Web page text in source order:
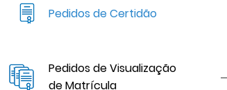
Pedidos de Certidão
Pedidos de Visualização
de Matrícula